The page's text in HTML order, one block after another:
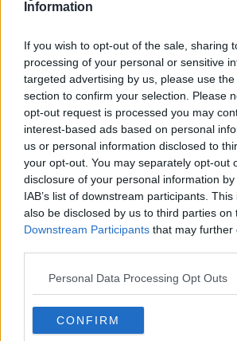
Information
If you wish to opt-out of the sale, sharing
processing of your personal or sensitive
targeted advertising by us, please use
section to confirm your selection. Please
opt-out request is processed you may
interest-based ads based on personal
us or personal information disclosed to
your opt-out. You may separately opt-out
disclosure of your personal information
IAB’s list of downstream participants.
also be disclosed by us to third parties on
Downstream Participants that may further
Personal Data Processing Opt Outs
CONFIRM
​Agorà reloaded
​L’urlo e gli inglesi
Carrà
Può darsi
Europei
Acciaio
Il Presidente
​Il Giro
Insopportabile
​Mentre
Luana
​Ci vuole Fedez
​Cronaca di un vaccino annunciato
​Liberazione
Esternazioni
Nazionali
​Ricorrenze e celebrazioni
​Crapa pelada